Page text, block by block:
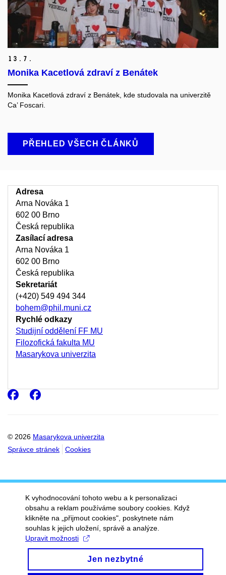
13. 7.
Monika Kacetlová zdraví z Benátek
Monika Kacetlová zdraví z Benátek, kde studovala na univerzitě
Ca’ Foscari.
PŘEHLED VŠECH ČLÁNKŮ
Adresa
Arna Nováka 1
602 00 Brno
Česká republika
Zasílací adresa
Arna Nováka 1
602 00 Brno
Česká republika
Sekretariát
(+420) 549 494 344
bohem@phil.muni.cz
Rychlé odkazy
Studijní oddělení FF MU
Filozofická fakulta MU
Masarykova univerzita
© 2026 Masarykova univerzita
Správce stránek
Cookies
Facebook
Facebook
K vyhodnocování tohoto webu a k personalizaci
obsahu a reklam používáme soubory cookies. Když
klikněte na „přijmout cookies", poskytnete nám
souhlas k jejich uložení, správě a analýze.
Upravit možnosti
Jen nezbytné